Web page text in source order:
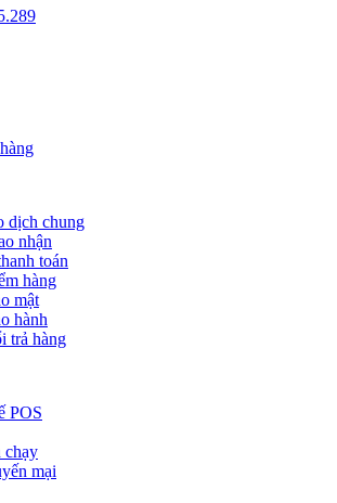
dịch chung
nhận
toán
hàng
mật
hành
trả hàng
POS
chạy
mại